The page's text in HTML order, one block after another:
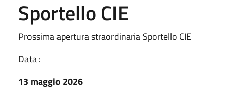
Sportello CIE
Prossima apertura straordinaria Sportello CIE
Data :
13 maggio 2026